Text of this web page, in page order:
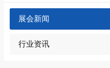
展会新闻
行业资讯